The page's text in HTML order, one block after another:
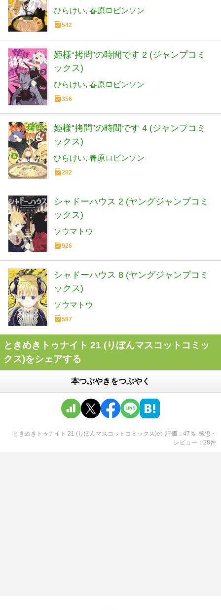
ひらけい 春原ロビンソン
542
姫様“拷問”の時間です 2 (ジャンプコミ
ックス)
ひらけい 春原ロビンソン
356
姫様“拷問”の時間です 4 (ジャンプコミ
ックス)
ひらけい 春原ロビンソン
282
シャドーハウス 2 (ヤングジャンプコミ
ックス)
ソウマトウ
926
シャドーハウス 8 (ヤングジャンプコミ
ックス)
ソウマトウ
587
ときめきトゥナイト 21 (りぼんマスコットコミッ
クス)をシェアする
本つぶやきをつぶやく
ときめきトゥナイト 21 (りぼんマスコットコミックス)の 評価 47 ％ 感想・
レビュー
28件